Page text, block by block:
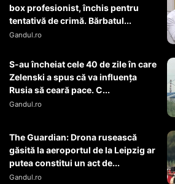
box profesionist, închis pentru
tentativă de crimă. Bărbatul...
Gandul.ro
S-au încheiat cele 40 de zile în care
Zelenski a spus că va influența
Rusia să ceară pace. C...
Gandul.ro
The Guardian: Drona rusească
găsită la aeroportul de la Leipzig ar
putea constitui un act de...
Gandul.ro